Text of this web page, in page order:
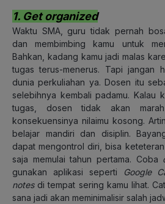
1. Get organized
Waktu SMA, guru tidak pernah
dan membimbing kamu untuk
Bahkan, kadang kamu jadi malas
tugas terus-menerus. Tapi jangan
dunia perkuliahan ya. Dosen itu
selebihnya kembali padamu. Kalau
tugas, dosen tidak akan
konsekuensinya nilaimu kosong.
belajar mandiri dan disiplin.
dapat mengontrol diri, bisa
saja memulai tahun pertama. Coba
gunakan aplikasi seperti
Google
notesdi tempat sering kamu lihat.
sana jadi akan meminimalisir salah